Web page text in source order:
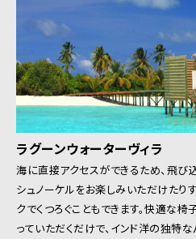
ラグーンウォーターヴィラ
海に直接アクセスができるため、飛び
シュノーケルをお楽しみいただけたり
クでくつろぐこともできます。快適な
っていただくだけで、インド洋の独特